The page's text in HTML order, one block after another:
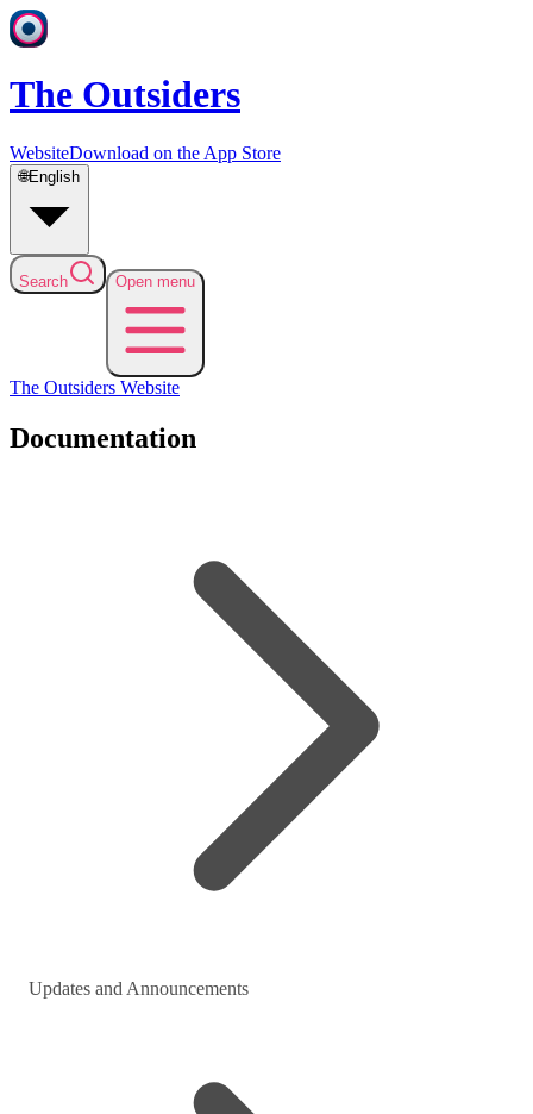
The Outsiders
WebsiteDownload on the App Store
🌐English
Search Open menu
The Outsiders Website
Documentation
Updates and Announcements